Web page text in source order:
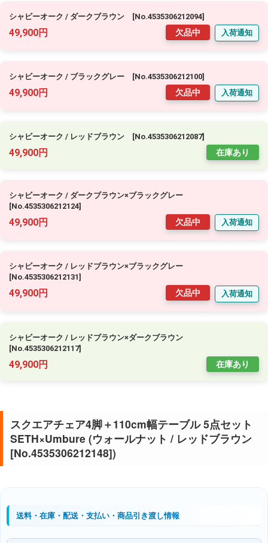
シャビーオーク / ダークブラウン [No.4535306212094]
49,900円 欠品中 入荷通知
シャビーオーク / ブラックグレー [No.4535306212100]
49,900円 欠品中 入荷通知
シャビーオーク / レッドブラウン [No.4535306212087]
49,900円 在庫あり
シャビーオーク / ダークブラウン×ブラックグレー
[No.4535306212124]
49,900円 欠品中 入荷通知
シャビーオーク / レッドブラウン×ブラックグレー
[No.4535306212131]
49,900円 欠品中 入荷通知
シャビーオーク / レッドブラウン×ダークブラウン
[No.4535306212117]
49,900円 在庫あり
スクエアチェア4脚＋110cm幅テーブル 5点セット
SETH×Umbure (ウォールナット / レッドブラウン
[No.4535306212148])
送料・在庫・配送・支払い・商品引き渡し情報